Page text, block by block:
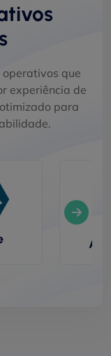
que
experiência de
para
ArchLinux